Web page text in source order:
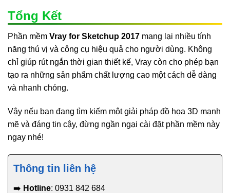
Tổng Kết
Phần mềm Vray for Sketchup 2017 mang lại nhiều tính
năng thú vị và công cụ hiệu quả cho người dùng. Không
chỉ giúp rút ngắn thời gian thiết kế, Vray còn cho phép bạn
tạo ra những sản phẩm chất lượng cao một cách dễ dàng
và nhanh chóng.
Vậy nếu bạn đang tìm kiếm một giải pháp đồ họa 3D mạnh
mẽ và đáng tin cậy, đừng ngần ngại cài đặt phần mềm này
ngay nhé!
Thông tin liên hệ
➡️ Hotline: 0931 842 684